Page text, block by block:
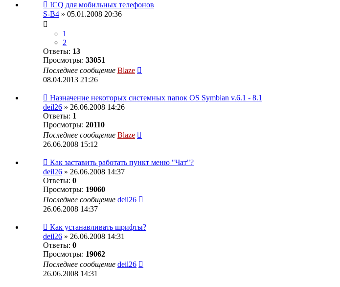
ICQ для мобильных телефонов
S-B4 » 05.01.2008 20:36
1
2
Ответы: 13
Просмотры: 33051
Последнее сообщение Blaze
08.04.2013 21:26
Назначение некоторых системных папок OS Symbian v.6.1 - 8.1
deil26 » 26.06.2008 14:26
Ответы: 1
Просмотры: 20110
Последнее сообщение Blaze
26.06.2008 15:12
Как заставить работать пункт меню "Чат"?
deil26 » 26.06.2008 14:37
Ответы: 0
Просмотры: 19060
Последнее сообщение deil26
26.06.2008 14:37
Как устанавливать шрифты?
deil26 » 26.06.2008 14:31
Ответы: 0
Просмотры: 19062
Последнее сообщение deil26
26.06.2008 14:31